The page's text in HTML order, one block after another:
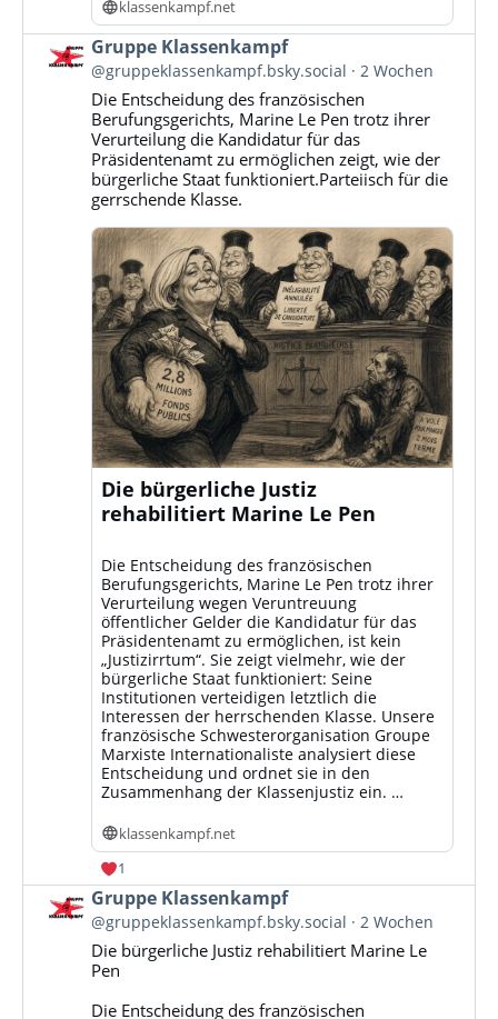
klassenkampf.net
Beitrag
von
Gruppe
Klassenkampf
Bluesky
ansehen
Gruppe Klassenkampf
@gruppeklassenkampf.bsky.social 2 Wochen
Die Entscheidung des französischen
Berufungsgerichts, Marine Le Pen trotz ihrer
Verurteilung die Kandidatur für das
Präsidentenamt zu ermöglichen zeigt, wie der
bürgerliche Staat funktioniert.Parteiisch für die
gerrschende Klasse.
Die bürgerliche Justiz
rehabilitiert Marine Le Pen
Die Entscheidung des französischen
Berufungsgerichts, Marine Le Pen trotz ihrer
Verurteilung wegen Veruntreuung
öffentlicher Gelder die Kandidatur für das
Präsidentenamt zu ermöglichen, ist kein
„Justizirrtum“. Sie zeigt vielmehr, wie der
bürgerliche Staat funktioniert: Seine
Institutionen verteidigen letztlich die
Interessen der herrschenden Klasse. Unsere
französische Schwesterorganisation Groupe
Marxiste Internationaliste analysiert diese
Entscheidung und ordnet sie in den
Zusammenhang der Klassenjustiz ein. …
klassenkampf.net
1
Beitrag
von
Gruppe
Klassenkampf
Bluesky
Gruppe Klassenkampf
@gruppeklassenkampf.bsky.social 2 Wochen
Die bürgerliche Justiz rehabilitiert Marine Le
Pen
Die Entscheidung des französischen